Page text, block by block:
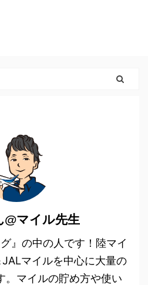
@マイル先生
』の中の人です！陸マイ
マイルを中心に大量の
。マイルの貯め方や使い